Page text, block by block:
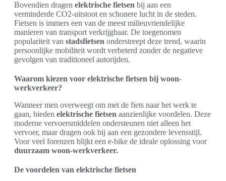
Bovendien dragen elektrische fietsen bij aan een
verminderde CO2-uitstoot en schonere lucht in de steden.
Fietsen is immers een van de meest milieuvriendelijke
manieren van transport verkrijgbaar. De toegenomen
populariteit van stadsfietsen onderstreept deze trend, waarin
persoonlijke mobiliteit wordt verbeterd zonder de negatieve
gevolgen van traditioneel autorijden.
Waarom kiezen voor elektrische fietsen bij woon-
werkverkeer?
Wanneer men overweegt om met de fiets naar het werk te
gaan, bieden elektrische fietsen aanzienlijke voordelen. Deze
moderne vervoersmiddelen ondersteunen niet alleen het
vervoer, maar dragen ook bij aan een gezondere levensstijl.
Voor veel forenzen blijkt een e-bike de ideale oplossing voor
duurzaam woon-werkverkeer.
De voordelen van elektrische fietsen